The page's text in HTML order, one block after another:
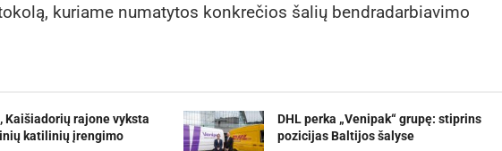
kuriame numatytos konkrečios šalių bendradarbiavimo
Kaišiadorių rajone vyksta
katilinių įrengimo
DHL perka „Venipak“ grupę: stiprins
pozicijas Baltijos šalyse